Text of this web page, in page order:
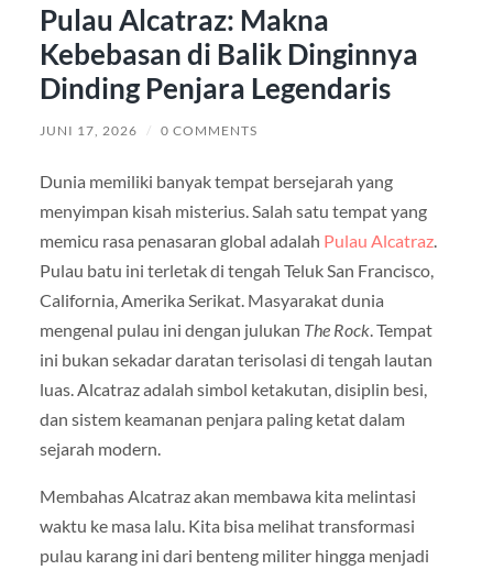
Pulau Alcatraz: Makna
Kebebasan di Balik Dinginnya
Dinding Penjara Legendaris
JUNI 17, 2026 / 0 COMMENTS
Dunia memiliki banyak tempat bersejarah yang
menyimpan kisah misterius. Salah satu tempat yang
memicu rasa penasaran global adalah Pulau Alcatraz.
Pulau batu ini terletak di tengah Teluk San Francisco,
California, Amerika Serikat. Masyarakat dunia
mengenal pulau ini dengan julukan The Rock. Tempat
ini bukan sekadar daratan terisolasi di tengah lautan
luas. Alcatraz adalah simbol ketakutan, disiplin besi,
dan sistem keamanan penjara paling ketat dalam
sejarah modern.
Membahas Alcatraz akan membawa kita melintasi
waktu ke masa lalu. Kita bisa melihat transformasi
pulau karang ini dari benteng militer hingga menjadi